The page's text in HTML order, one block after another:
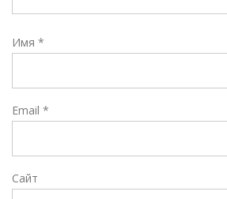
Имя *
Email *
Сайт